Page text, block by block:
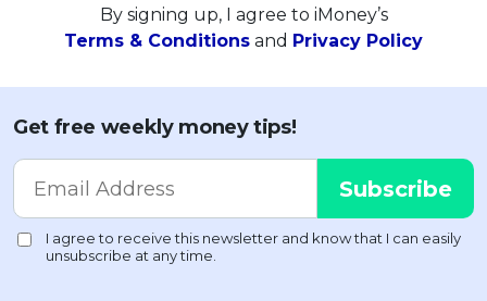
By signing up, I agree to iMoney’s
Terms & Conditions and Privacy Policy
Get free weekly money tips!